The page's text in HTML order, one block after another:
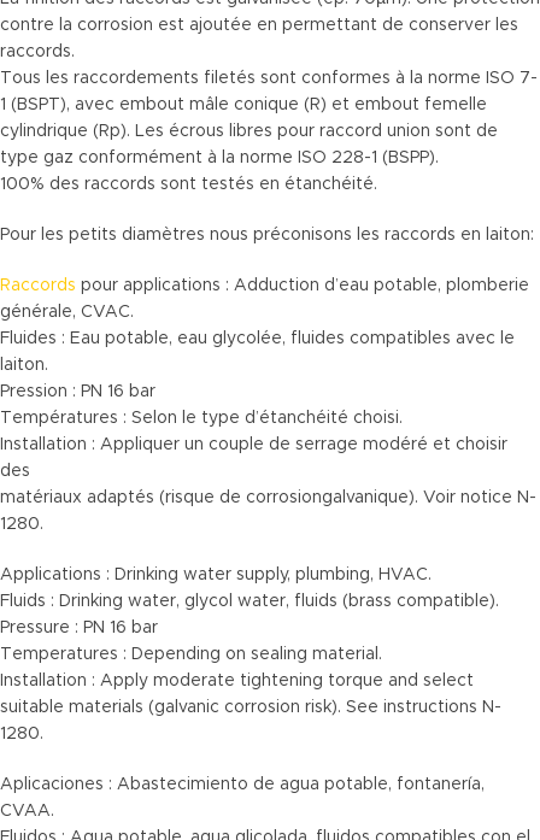
contre la corrosion est ajoutée en permettant de conserver les
raccords.
Tous les raccordements filetés sont conformes à la norme ISO 7-
1 (BSPT), avec embout mâle conique (R) et embout femelle
cylindrique (Rp). Les écrous libres pour raccord union sont de
type gaz conformément à la norme ISO 228-1 (BSPP).
100% des raccords sont testés en étanchéité.
Pour les petits diamètres nous préconisons les raccords en laiton:
Raccords pour applications : Adduction d’eau potable, plomberie
générale, CVAC.
Fluides : Eau potable, eau glycolée, fluides compatibles avec le
laiton.
Pression : PN 16 bar
Températures : Selon le type d’étanchéité choisi.
Installation : Appliquer un couple de serrage modéré et choisir
des
matériaux adaptés (risque de corrosiongalvanique). Voir notice N-
1280.
Applications : Drinking water supply, plumbing, HVAC.
Fluids : Drinking water, glycol water, fluids (brass compatible).
Pressure : PN 16 bar
Temperatures : Depending on sealing material.
Installation : Apply moderate tightening torque and select
suitable materials (galvanic corrosion risk). See instructions N-
1280.
Aplicaciones : Abastecimiento de agua potable, fontanería,
CVAA.